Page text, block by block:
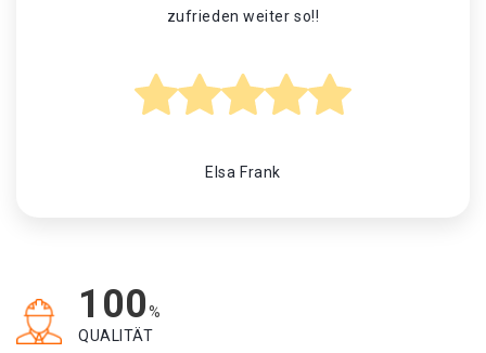
zufrieden weiter so!!
Elsa Frank
100%
QUALITÄT